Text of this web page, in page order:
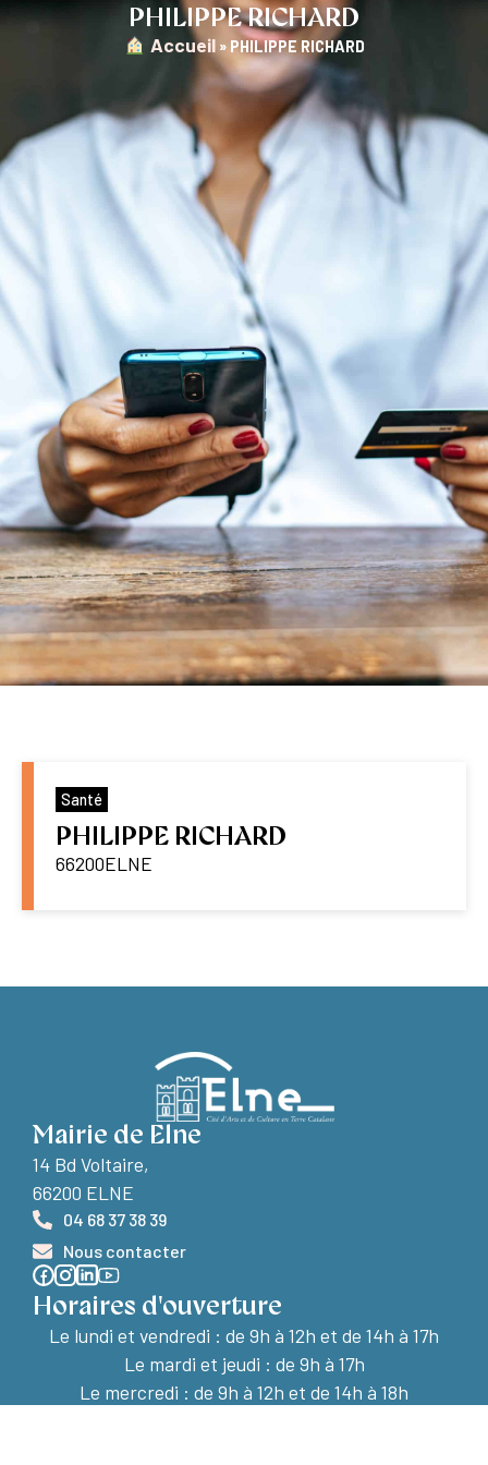
PHILIPPE RICHARD
︎ Accueil » PHILIPPE RICHARD
Santé
PHILIPPE RICHARD
66200ELNE
Mairie de Elne
14 Bd Voltaire,
66200 ELNE
04 68 37 38 39
Nous contacter
Horaires d'ouverture
Le lundi et vendredi : de 9h à 12h et de 14h à 17h
Le mardi et jeudi : de 9h à 17h
Le mercredi : de 9h à 12h et de 14h à 18h